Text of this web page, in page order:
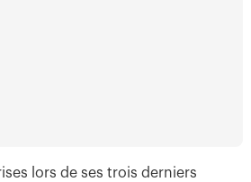
lors de ses trois derniers